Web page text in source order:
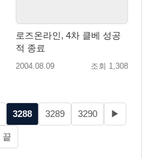
로즈온라인, 4차 클베 성공
적 종료
2004.08.09 조회 1,308
3288 3289 3290 ▶
끝